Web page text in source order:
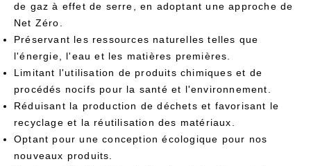
de gaz à effet de serre, en adoptant une approche de
Net Zéro.
Préservant les ressources naturelles telles que
l'énergie, l'eau et les matières premières.
Limitant l'utilisation de produits chimiques et de
procédés nocifs pour la santé et l'environnement.
Réduisant la production de déchets et favorisant le
recyclage et la réutilisation des matériaux.
Optant pour une conception écologique pour nos
nouveaux produits.